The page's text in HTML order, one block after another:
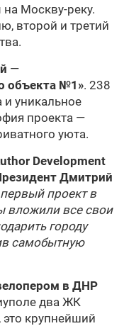
Москву-реку.
второй и третий
—
объекта №1». 238
и уникальное
проекта —
уюта.
Development
Дмитрий
проект в
вложили все свои
городу
самобытную
в ДНР
два ЖК
крупнейший